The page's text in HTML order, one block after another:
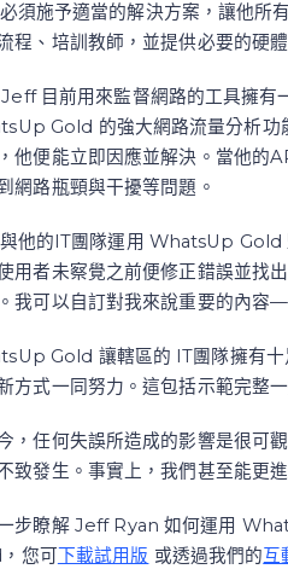
須施予適當的解決方案，讓他所
程、培訓教師，並提供必要的硬
目前用來監督網路的工具擁
Gold 的強大網路流量分析功
他便能立即因應並解決。當他的
網路瓶頸與干擾等問題。
他的IT團隊運用 WhatsUp Gold
用者未察覺之前便修正錯誤並找
我可以自訂對我來說重要的內容
Gold 讓轄區的 IT團隊擁有十
方式一同努力。這包括示範完整
今，任何失誤所造成的影響是很
致發生。事實上，我們甚至能更
步瞭解 Jeff Ryan 如何運用
您可下載試用版 或透過我們的互